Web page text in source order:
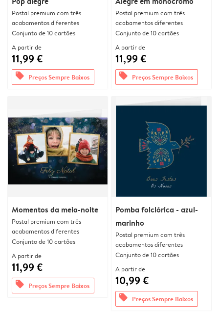
Postal premium com três
acabamentos diferentes
Conjunto de 10 cartões
A partir de
11,99 €
offers Preços Sempre Baixos
Postal premium com três
acabamentos diferentes
Conjunto de 10 cartões
A partir de
11,99 €
offers Preços Sempre Baixos
Momentos da meia-noite
Postal premium com três
acabamentos diferentes
Conjunto de 10 cartões
A partir de
11,99 €
offers Preços Sempre Baixos
Pomba folclórica - azul-
marinho
Postal premium com três
acabamentos diferentes
Conjunto de 10 cartões
A partir de
10,99 €
offers Preços Sempre Baixos